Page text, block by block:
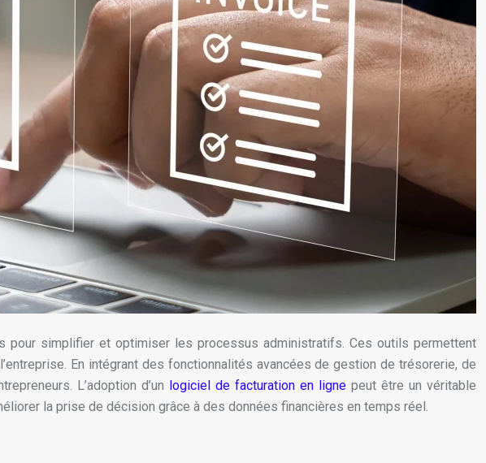
simplifier et optimiser les processus administratifs. Ces outils permettent
En intégrant des fonctionnalités avancées de gestion de trésorerie, de
L’adoption d’un logiciel de facturation en ligne peut être un véritable
la prise de décision grâce à des données financières en temps réel.